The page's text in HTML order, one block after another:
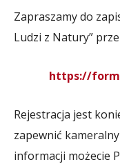
Zapraszamy do
Ludzi z Natury”
https://
Rejestracja jest
zapewnić
informacji możecie